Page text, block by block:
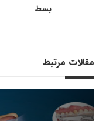
بسط
مقالات مرتبط